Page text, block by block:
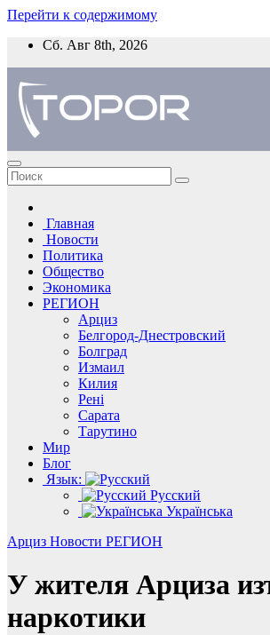
Перейти к содержимому
Сб. Авг 8th, 2026
Главная
Новости
Политика
Общество
Экономика
РЕГИОН
Арциз
Белгород-Днестровский
Болград
Измаил
Килия
Рені
Сарата
Тарутино
Мир
Блог
Язык:
Русский
Українська
Арциз Новости РЕГИОН
У жителя Арциза
наркотики